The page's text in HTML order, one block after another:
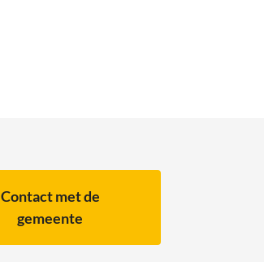
Contact met de
gemeente